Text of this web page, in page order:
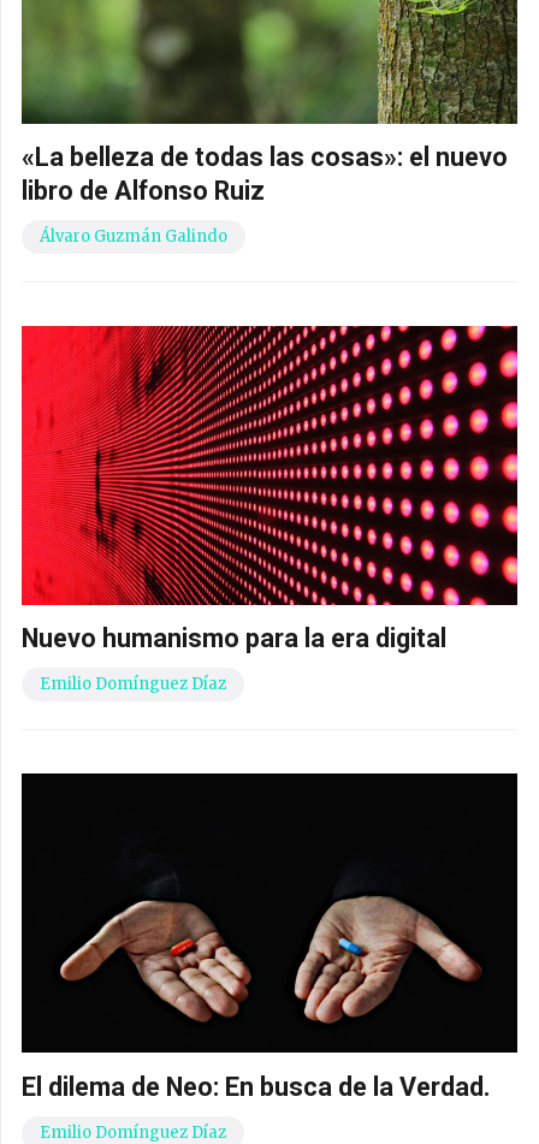
«La belleza de todas las cosas»: el nuevo
libro de Alfonso Ruiz
Álvaro Guzmán Galindo
Nuevo humanismo para la era digital
Emilio Domínguez Díaz
El dilema de Neo: En busca de la Verdad.
Emilio Domínguez Díaz